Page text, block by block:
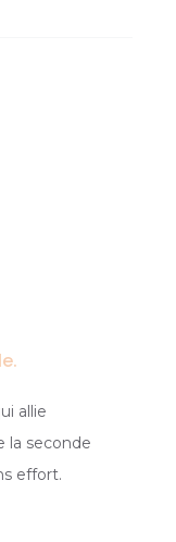
allie
la seconde
effort.